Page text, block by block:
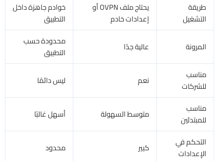
طريقة
التشغيل
يحتاج ملف OVPN أو
إعدادات خادم
خوادم جاهزة داخل
التطبيق
المرونة عالية جدًا
محدودة حسب
التطبيق
مناسب
للشركات
نعم ليس دائمًا
مناسب
للمبتدئين
متوسط السهولة أسهل غالبًا
التحكم في
الإعدادات
كبير محدود